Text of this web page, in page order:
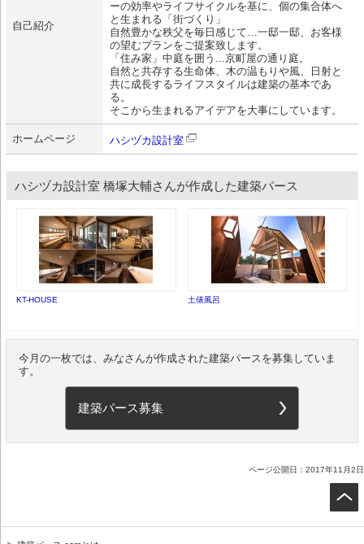
自己紹介
ーの効率やライフサイクルを基に、個の集合体へ
と生まれる「街づくり」
自然豊かな秩父を毎日感じて…一邸一邸、お客様
の望むプランをご提案致します。
「住み家」中庭を囲う...京町屋の通り庭。
自然と共存する生命体、木の温もりや風、日射と
共に成長するライフスタイルは建築の基本であ
る。
そこから生まれるアイデアを大事にしています。
ホームページ ハシヅカ設計室
ハシヅカ設計室 橋塚大輔さんが作成した建築パース
KT-HOUSE 土俵風呂
今月の一枚では、みなさんが作成された建築パースを募集していま
す。
建築パース募集
ページ公開日：2017年11月2日